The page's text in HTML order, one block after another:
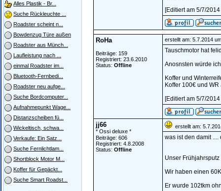
Alles Plastik - Br...
Suche Rückleuchte ...
Roadster scheint n...
Bowdenzug Türe außen
Roadster aus Münch...
Laufleistung nach ...
einmal Roadster im...
Bluetooth-Fernbedi...
Roadster neu aufge...
Suche Bordcomputer...
Aufnahmepunkt Wage...
Distanzscheiben fü...
Wickeltisch, schwa...
Verkaufe: Ein Satz...
Suche Fernlichtlam...
Shortblock Motor M...
Koffer für Gepäckt...
Suche Smart Roadst...
[Editiert am 5/7/
RoHa
Beiträge: 159
Registriert: 23.6.2010
Status: Offline
erstellt am: 5.7.2014
Tauschmotor hat
Anosnsten würde
Koffer und
Koffer 100€ und
[Editiert am 5/7/
jj66
* Ossi deluxe *
Beiträge: 606
Registriert: 4.8.2008
Status: Offline
erstellt am:
was ist den damit
Unser
Wir haben einen
Er wurde 102tkm